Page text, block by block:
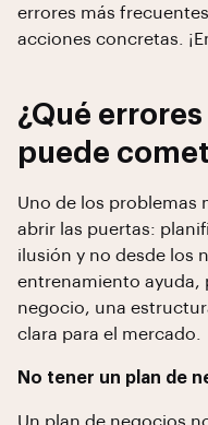
errores más
acciones concretas.
¿Qué
puede
Uno de los problemas
abrir las puertas:
ilusión y no desde los
entrenamiento ayuda,
negocio, una
clara para el mercado.
No tener un plan de